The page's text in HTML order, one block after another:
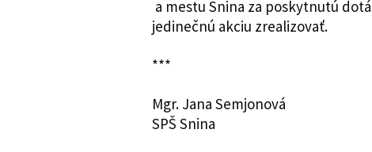
a mestu Snina za poskytnutú
jedinečnú akciu zrealizovať.
***
Mgr. Jana Semjonová
SPŠ Snina